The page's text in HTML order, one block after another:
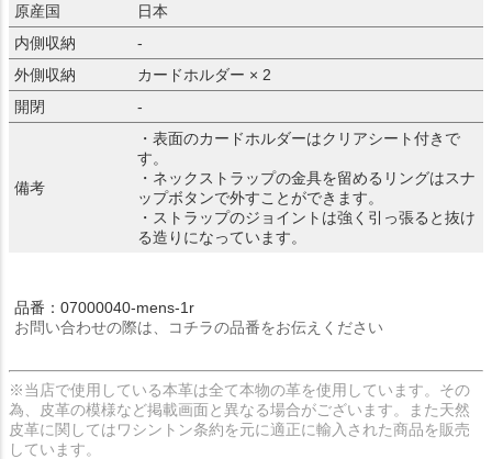
原産国
日本
内側収納
-
外側収納
カードホルダー × 2
開閉
-
備考
・表面のカードホルダーはクリアシート付きで
す。
・ネックストラップの金具を留めるリングはスナ
ップボタンで外すことができます。
・ストラップのジョイントは強く引っ張ると抜け
る造りになっています。
品番：07000040-mens-1r
お問い合わせの際は、コチラの品番をお伝えください
※当店で使用している本革は全て本物の革を使用しています。その
為、皮革の模様など掲載画面と異なる場合がございます。また天然
皮革に関してはワシントン条約を元に適正に輸入された商品を販売
しています。